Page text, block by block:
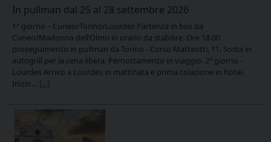
In pullman dal 25 al 28 settembre 2026
1° giorno – Cuneo/Torino/Lourdes Partenza in bus da
Cuneo/Madonna dell’Olmo in orario da stabilire. Ore 18.00
proseguimento in pullman da Torino - Corso Matteotti, 11. Sosta in
autogrill per la cena libera. Pernottamento in viaggio. 2° giorno -
Lourdes Arrivo a Lourdes in mattinata e prima colazione in hotel.
Inizio… [...]